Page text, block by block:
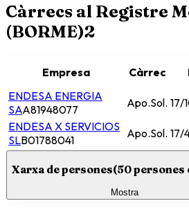
Càrrecs al Registre
(BORME)2
Empresa Càrrec
ENDESA ENERGIA
SAA81948077 Apo.Sol. 17/
ENDESA X SERVICIOS
SLB01788041 Apo.Sol. 17/
Xarxa de persones(50persones
Mostra